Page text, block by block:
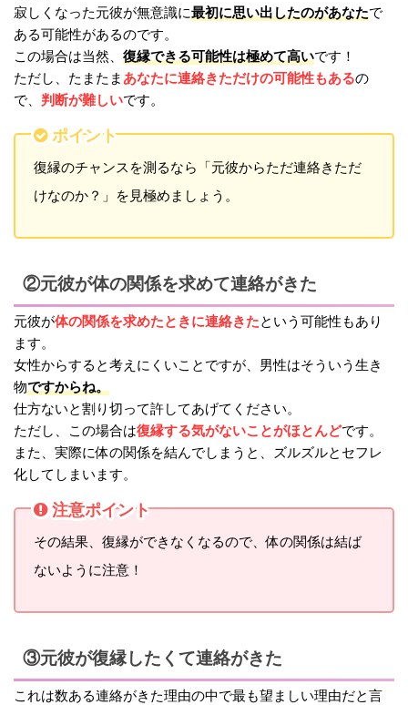
寂しくなった元彼が無意識に最初に思い出したのがあなたで
ある可能性があるのです。
この場合は当然、 復縁できる可能性は極めて高いです！
ただし、たまたまあなたに連絡きただけの可能性もあるの
で、 判断が難しいです。
ポイント
復縁のチャンスを測るなら「元彼からただ連絡きただ
けなのか？」を見極めましょう。
②元彼が体の関係を求めて連絡がきた
元彼が体の関係を求めたときに連絡きたという可能性もあり
ます。
女性からすると考えにくいことですが、男性はそういう生き
物ですからね。
仕方ないと割り切って許してあげてください。
ただし、この場合は復縁する気がないことがほとんどです。
また、実際に体の関係を結んでしまうと、ズルズルとセフレ
化してしまいます。
注意ポイント
その結果、復縁ができなくなるので、体の関係は結ば
ないように注意！
③元彼が復縁したくて連絡がきた
これは数ある連絡がきた理由の中で最も望ましい理由だと言